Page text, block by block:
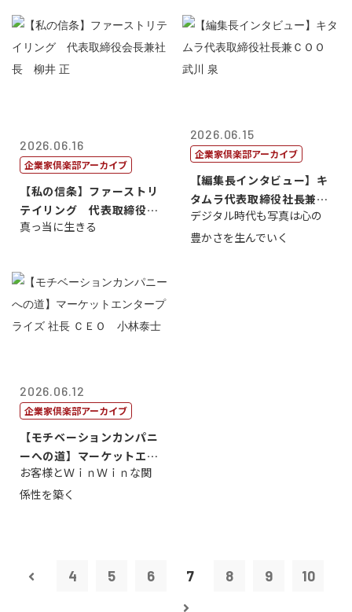
2026.06.16
企業家倶楽部アーカイブ
【私の信条】ファーストリ
テイリング 代表取締役会
長兼社長 柳...
真っ当に生きる
2026.06.15
企業家倶楽部アーカイブ
【編集長インタビュー】キ
タムラ代表取締役社長兼Ｃ
ＯＯ 武川 ...
デジタル時代も写真は心の
豊かさを生んでいく
2026.06.12
企業家倶楽部アーカイブ
【モチベーションカンパニ
ーへの道】マーケットエン
タープライズ...
お客様とＷｉｎＷｉｎな関
係性を築く
4 5 6 7 8 9 10